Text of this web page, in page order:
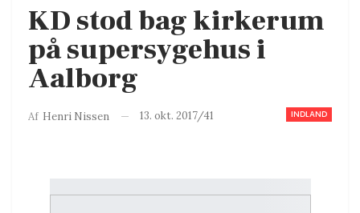
KD stod bag kirkerum
på supersygehus i
Aalborg
INDLAND
Af Henri Nissen 13. okt. 2017/41